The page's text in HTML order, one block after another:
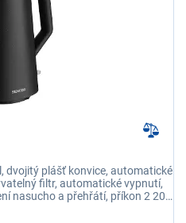
dvojitý plášť konvice, automatické
filtr, automatické vypnutí,
nasucho a přehřátí, příkon 2 200